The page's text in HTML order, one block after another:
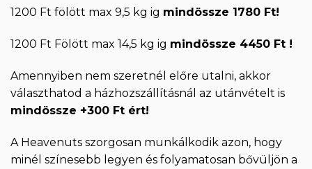
1200 Ft fölött max 9,5 kg ig mindössze 1780 Ft!
1200 Ft Fölött max 14,5 kg ig mindössze 4450 Ft !
Amennyiben nem szeretnél előre utalni, akkor
választhatod a házhozszállításnál az utánvételt is
mindössze +300 Ft ért!
A Heavenuts szorgosan munkálkodik azon, hogy
minél színesebb legyen és folyamatosan bővüljön a